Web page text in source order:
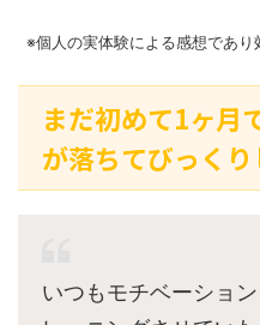
※個人の実体験による感想であり
まだ初めて1ヶ月
が落ちてびっくり
いつもモチベーショ